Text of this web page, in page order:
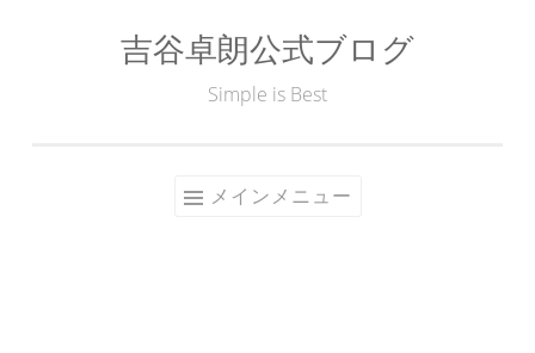
吉谷卓朗公式ブログ
Simple is Best
メインメニュー